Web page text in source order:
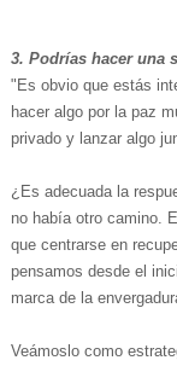
3. Podrías hacer una
"Es obvio que estás
hacer algo por la paz
privado y lanzar algo
¿Es adecuada la
no había otro camino.
que centrarse en
pensamos desde el
marca de la
Veámoslo como